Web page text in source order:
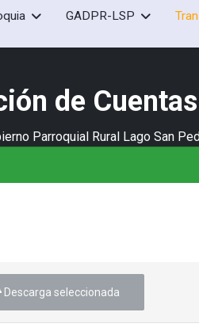
GADPR-LSP
de
Parroquial Rural Lago San
Descarga seleccionada